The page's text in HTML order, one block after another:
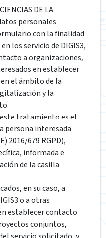
DE LA
personales
con la finalidad
los servicio de DIGIS3,
a organizaciones,
en establecer
el ámbito de la
y la
tratamiento es el
persona interesada
2016/679 RGPD),
informada e
de la casilla
en su caso, a
o a otras
establecer contacto
conjuntos,